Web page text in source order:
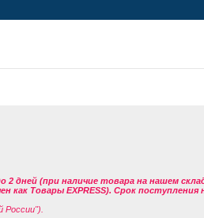
2 дней (при наличие товара на нашем
как Товары EXPRESS). Срок поступления
России").